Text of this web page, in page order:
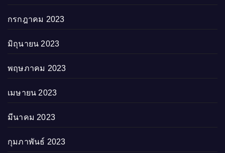
กรกฎาคม 2023
มิถุนายน 2023
พฤษภาคม 2023
เมษายน 2023
มีนาคม 2023
กุมภาพันธ์ 2023